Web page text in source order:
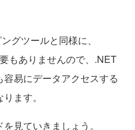
グツールと同様に、
もありませんので、.NET
易にデータアクセスする
ます。
見ていきましょう。